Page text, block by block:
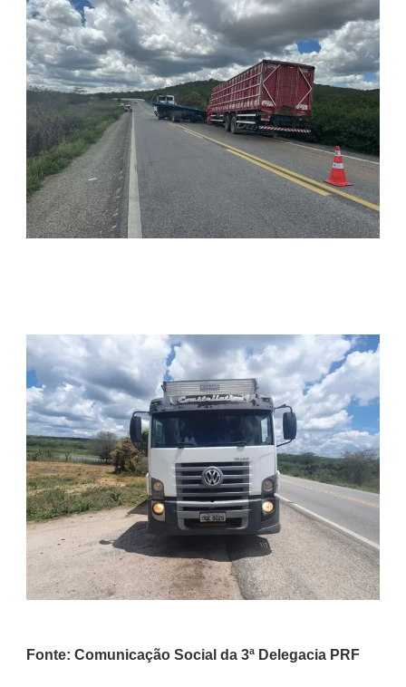
Fonte: Comunicação Social da 3ª Delegacia PRF